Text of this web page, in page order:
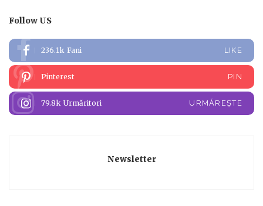
Follow US
236.1k Fani LIKE
Pinterest PIN
79.8k Urmăritori URMĂREȘTE
Newsletter